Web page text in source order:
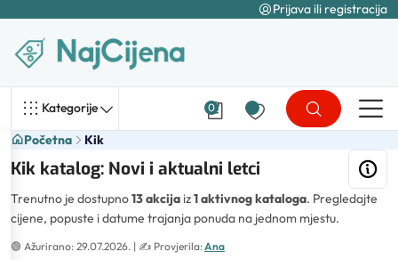
Prijava ili registracija
Kategorije 0
Početna Kik
Kik katalog: Novi i aktualni letci
Trenutno je dostupno13 akcija iz1 aktivnog kataloga. Pregledajte
cijene, popuste i datume trajanja ponuda na jednom mjestu.
🟢 Ažurirano: 29.07.2026. | ✍️ Provjerila:Ana